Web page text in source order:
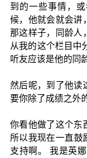
到的一些事情，
候，他就会就会讲
那这样子，同龄人
从我的这个栏目中
听友应该是他的同
然后呢，到了他读
要你除了成绩之外
你看他做了这个东
所以我现在一直鼓
支持啊。 我是英